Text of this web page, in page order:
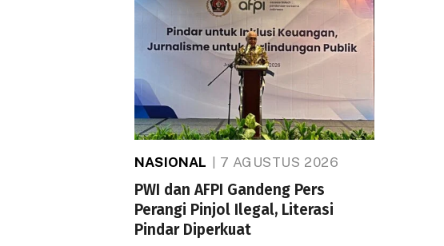
NASIONAL 7 AGUSTUS 2026
PWI dan AFPI Gandeng Pers
Perangi Pinjol Ilegal, Literasi
Pindar Diperkuat